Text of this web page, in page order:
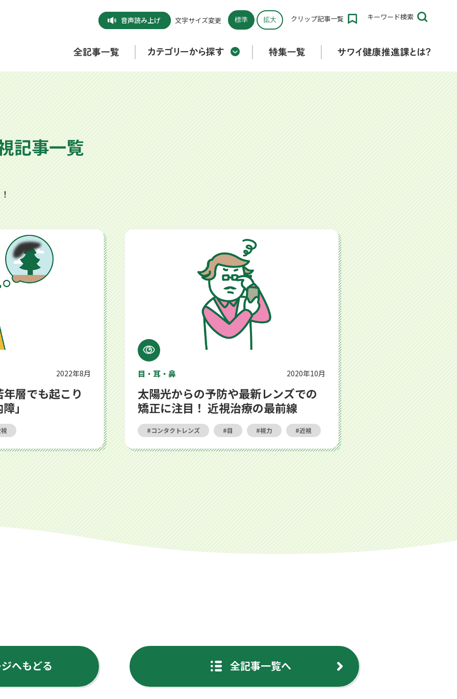
音声読み上げ 文字サイズ変更 標準 拡大 クリップ記事一覧 キーワード検索
折りたたみ済み
記事一覧
る目の病気「緑内障」
2022年8月
層でも起こり
」
太陽光からの予防や最新レンズでの矯正に注目！ 近視治療の最前線
目・耳・鼻 2020年10月
太陽光からの予防や最新レンズでの
矯正に注目！ 近視治療の最前線
コンタクトレンズ 目 視力 近視
へもどる 全記事一覧へ